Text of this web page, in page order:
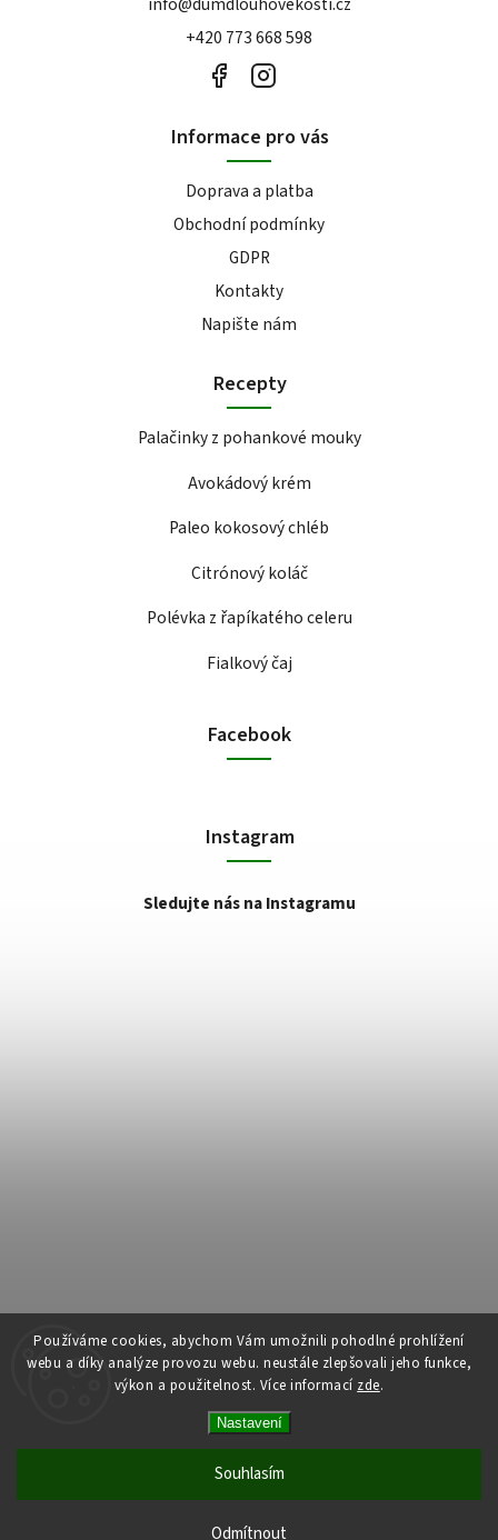
Používáme cookies, abychom Vám umožnili pohodlné prohlížení
webu a díky analýze provozu webu. neustále zlepšovali jeho funkce,
výkon a použitelnost. Více informací zde.
Nastavení
Odmítnout
Souhlasím
+420 773 668 598
Informace pro vás
Doprava a platba
Obchodní podmínky
GDPR
Kontakty
Napište nám
Recepty
Palačinky z pohankové mouky
Avokádový krém
Paleo kokosový chléb
Citrónový koláč
Polévka z řapíkatého celeru
Fialkový čaj
Facebook
Instagram
Sledujte nás na Instagramu
Dům dlouhověkosti
Upravit nastavení cookies
VytvořilShoptet | Design